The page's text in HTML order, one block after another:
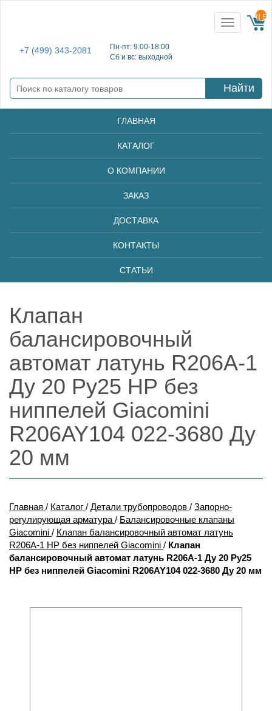
+7 (499) 343-2081
Пн-пт: 9:00-18:00
Сб и вс: выходной
Toggle
navigation
{{
Найти
ГЛАВНАЯ
КАТАЛОГ
О КОМПАНИИ
ЗАКАЗ
ДОСТАВКА
КОНТАКТЫ
СТАТЬИ
Клапан
балансировочный
автомат латунь R206A-1
Ду 20 Ру25 НР без
ниппелей Giacomini
R206AY104 022-3680 Ду
20 мм
Главная / Каталог / Детали трубопроводов / Запорно-
регулирующая арматура / Балансировочные клапаны
Giacomini / Клапан балансировочный автомат латунь
R206A-1 НР без ниппелей Giacomini / Клапан
балансировочный автомат латунь R206A-1 Ду 20 Ру25
НР без ниппелей Giacomini R206AY104 022-3680 Ду 20 мм